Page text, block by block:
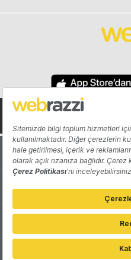
Hakkında
Katkıda Bulun